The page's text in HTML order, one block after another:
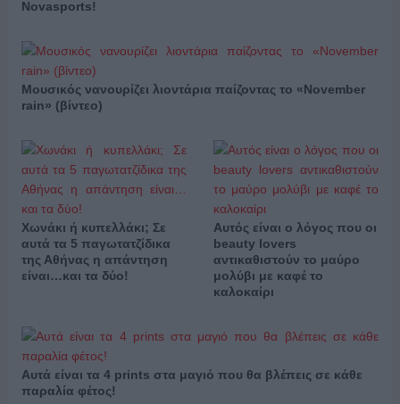
Novasports!
Μουσικός νανουρίζει λιοντάρια παίζοντας το «November
rain» (βίντεο)
Χωνάκι ή κυπελλάκι; Σε
αυτά τα 5 παγωτατζίδικα
της Αθήνας η απάντηση
είναι…και τα δύο!
Αυτός είναι ο λόγος που οι
beauty lovers
αντικαθιστούν το μαύρο
μολύβι με καφέ το
καλοκαίρι
Αυτά είναι τα 4 prints στα μαγιό που θα βλέπεις σε κάθε
παραλία φέτος!